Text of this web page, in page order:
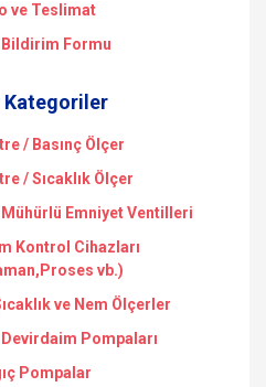
ve Teslimat
Bildirim Formu
Kategoriler
/ Basınç Ölçer
/ Sıcaklık Ölçer
Mühürlü Emniyet Ventilleri
Kontrol Cihazları
vb.)
ve Nem Ölçerler
Pompaları
Pompalar